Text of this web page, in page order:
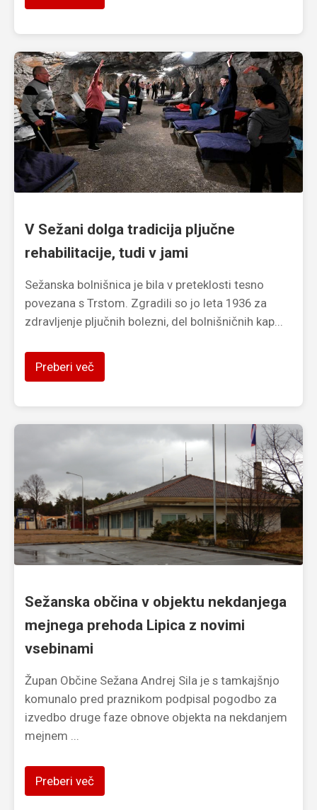
V Sežani dolga tradicija pljučne
rehabilitacije, tudi v jami
Sežanska bolnišnica je bila v preteklosti tesno
povezana s Trstom. Zgradili so jo leta 1936 za
zdravljenje pljučnih bolezni, del bolnišničnih kap...
Preberi več
Sežanska občina v objektu nekdanjega
mejnega prehoda Lipica z novimi
vsebinami
Župan Občine Sežana Andrej Sila je s tamkajšnjo
komunalo pred praznikom podpisal pogodbo za
izvedbo druge faze obnove objekta na nekdanjem
mejnem ...
Preberi več